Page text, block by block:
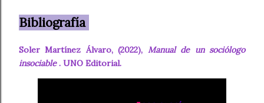
Bibliografía
Soler Martínez Álvaro,(2022), Manual de un sociólogo
insociable. UNO Editorial.